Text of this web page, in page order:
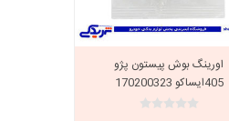
اورینگ بوش پیستون پژو
405ایساکو 170200323